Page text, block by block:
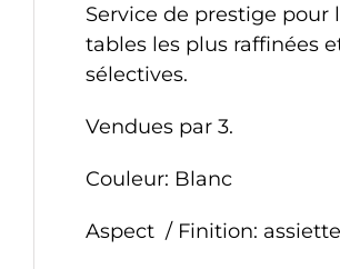
Service de prestige pour
tables les plus raffinées
sélectives.
Vendues par 3.
Couleur: Blanc
Aspect / Finition: